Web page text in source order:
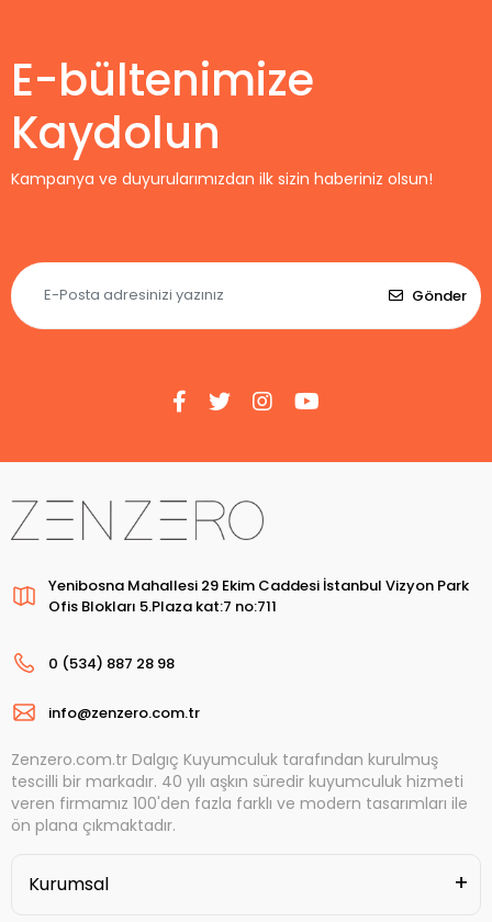
E-bültenimize
Kaydolun
Kampanya ve duyurularımızdan ilk sizin haberiniz olsun!
Gönder
Yenibosna Mahallesi 29 Ekim Caddesi İstanbul Vizyon Park
Ofis Blokları 5.Plaza kat:7 no:711
0 (534) 887 28 98
info@zenzero.com.tr
Zenzero.com.tr Dalgıç Kuyumculuk tarafından kurulmuş
tescilli bir markadır. 40 yılı aşkın süredir kuyumculuk hizmeti
veren firmamız 100'den fazla farklı ve modern tasarımları ile
ön plana çıkmaktadır.
Kurumsal